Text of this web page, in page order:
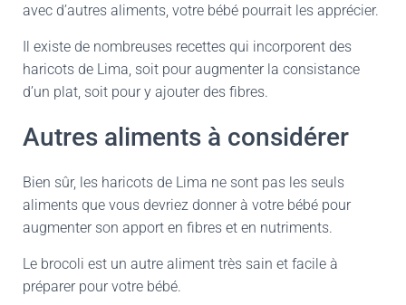
avec d’autres aliments, votre bébé pourrait les apprécier.
Il existe de nombreuses recettes qui incorporent des
haricots de Lima, soit pour augmenter la consistance
d’un plat, soit pour y ajouter des fibres.
Autres aliments à considérer
Bien sûr, les haricots de Lima ne sont pas les seuls
aliments que vous devriez donner à votre bébé pour
augmenter son apport en fibres et en nutriments.
Le brocoli est un autre aliment très sain et facile à
préparer pour votre bébé.